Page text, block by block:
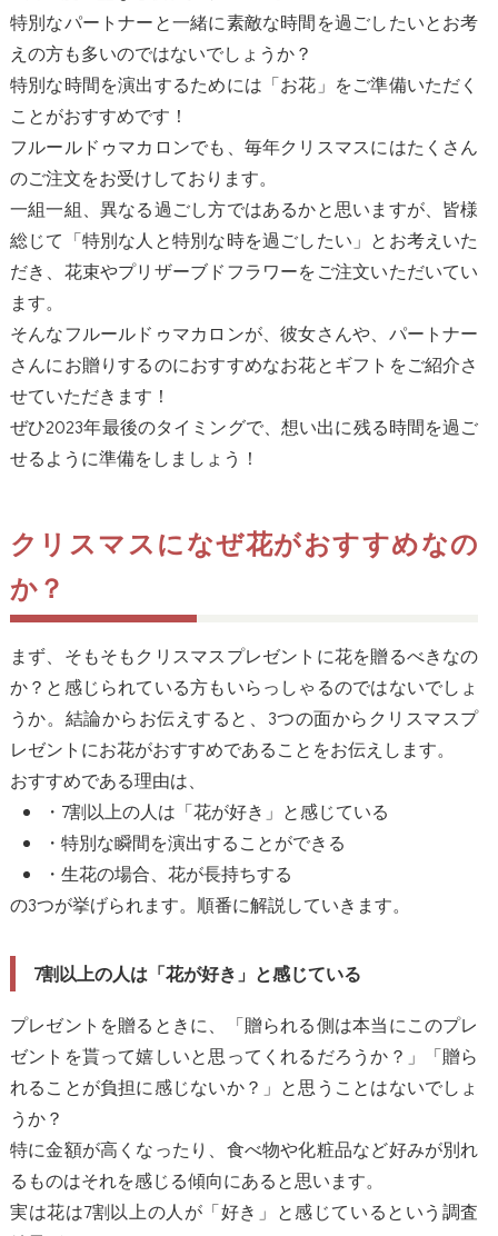
特別なパートナーと一緒に素敵な時間を過ごしたいとお考
えの方も多いのではないでしょうか？
特別な時間を演出するためには「お花」をご準備いただく
ことがおすすめです！
フルールドゥマカロンでも、毎年クリスマスにはたくさん
のご注文をお受けしております。
一組一組、異なる過ごし方ではあるかと思いますが、皆様
総じて「特別な人と特別な時を過ごしたい」とお考えいた
だき、花束やプリザーブドフラワーをご注文いただいてい
ます。
そんなフルールドゥマカロンが、彼女さんや、パートナー
さんにお贈りするのにおすすめなお花とギフトをご紹介さ
せていただきます！
ぜひ2023年最後のタイミングで、想い出に残る時間を過ご
せるように準備をしましょう！
クリスマスになぜ花がおすすめなの
か？
まず、そもそもクリスマスプレゼントに花を贈るべきなの
か？と感じられている方もいらっしゃるのではないでしょ
うか。結論からお伝えすると、3つの面からクリスマスプ
レゼントにお花がおすすめであることをお伝えします。
おすすめである理由は、
・7割以上の人は「花が好き」と感じている
・特別な瞬間を演出することができる
・生花の場合、花が長持ちする
の3つが挙げられます。順番に解説していきます。
7割以上の人は「花が好き」と感じている
プレゼントを贈るときに、「贈られる側は本当にこのプレ
ゼントを貰って嬉しいと思ってくれるだろうか？」「贈ら
れることが負担に感じないか？」と思うことはないでしょ
うか？
特に金額が高くなったり、食べ物や化粧品など好みが別れ
るものはそれを感じる傾向にあると思います。
実は花は7割以上の人が「好き」と感じているという調査